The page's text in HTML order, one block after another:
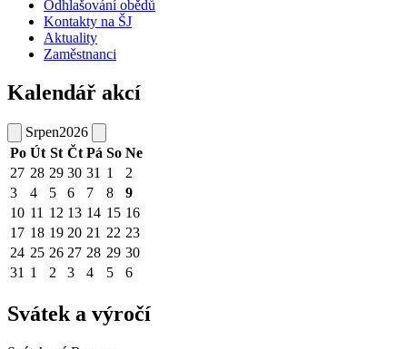
Odhlašování obědů
Kontakty na ŠJ
Aktuality
Zaměstnanci
Kalendář akcí
Srpen2026
Po Út St Čt Pá So Ne
27 28 29 30 31 1
2
3
4 5 6 7 8
9
10 11 12 13 14 15 16
17 18 19 20 21 22 23
24 25 26 27 28 29 30
31 1 2 3 4 5 6
Svátek a výročí